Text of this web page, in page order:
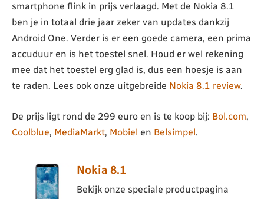
smartphone flink in prijs verlaagd. Met de Nokia 8.1
ben je in totaal drie jaar zeker van updates dankzij
Android One. Verder is er een goede camera, een prima
accuduur en is het toestel snel. Houd er wel rekening
mee dat het toestel erg glad is, dus een hoesje is aan
te raden. Lees ook onze uitgebreide Nokia 8.1 review.
De prijs ligt rond de 299 euro en is te koop bij: Bol.com,
Coolblue, MediaMarkt, Mobiel en Belsimpel.
Nokia 8.1
Bekijk onze speciale productpagina